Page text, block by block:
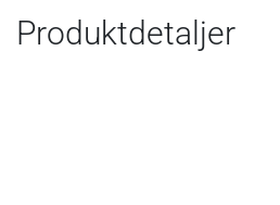
Produktdetaljer